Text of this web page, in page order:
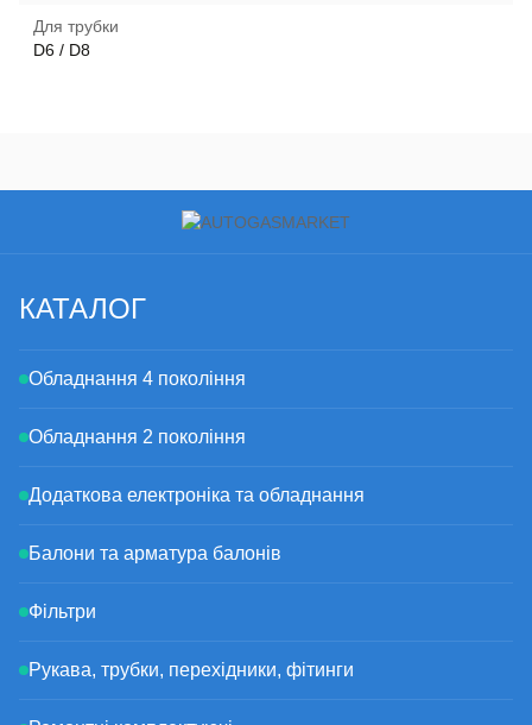
Для трубки
D6 / D8
КАТАЛОГ
Обладнання 4 покоління
Обладнання 2 покоління
Додаткова електроніка та обладнання
Балони та арматура балонів
Фільтри
Рукава, трубки, перехідники, фітинги